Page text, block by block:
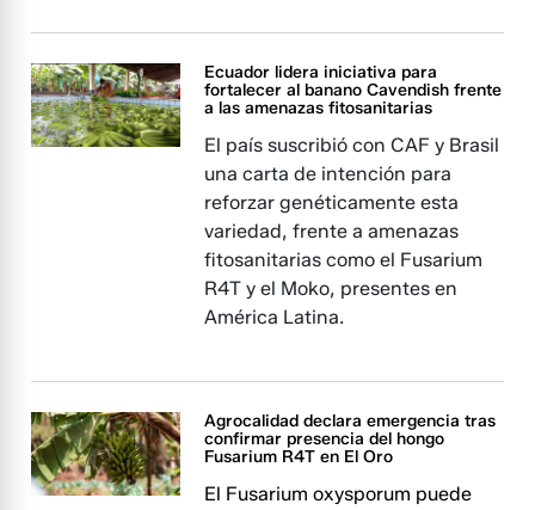
Ecuador lidera iniciativa para
fortalecer al banano Cavendish frente
a las amenazas fitosanitarias
El país suscribió con CAF y Brasil
una carta de intención para
reforzar genéticamente esta
variedad, frente a amenazas
fitosanitarias como el Fusarium
R4T y el Moko, presentes en
América Latina.
Agrocalidad declara emergencia tras
confirmar presencia del hongo
Fusarium R4T en El Oro
El Fusarium oxysporum puede